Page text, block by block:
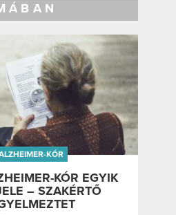
KÓR
KÓR EGYIK
– SZAKÉRTŐ